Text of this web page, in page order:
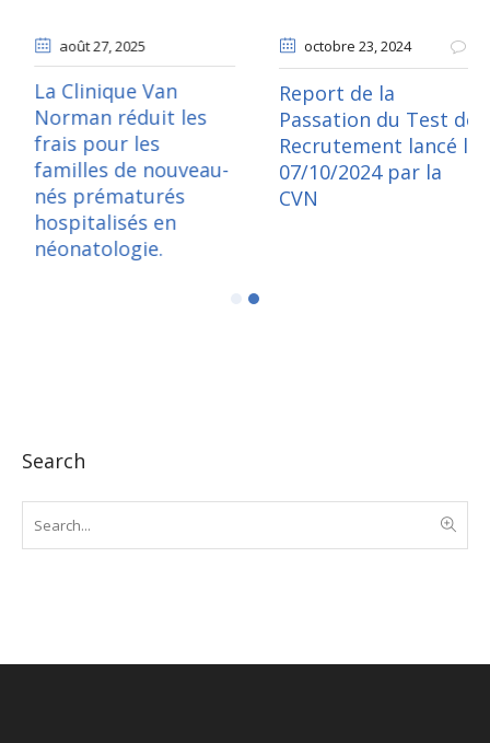
octobre 08, 2024
Avis de recrutement
du personnel de la
CVN-Exercice 2024-
2025
août 27, 2025
La Clinique Van
Norman réduit les
frais pour les
familles de nouveau-
nés prématurés
Search